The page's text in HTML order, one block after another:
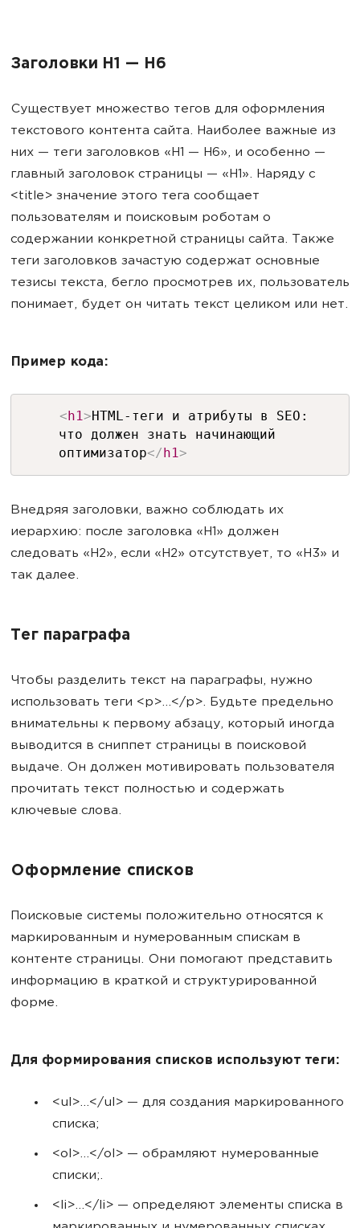
Заголовки H1 — H6
Существует множество тегов для оформления
текстового контента сайта. Наиболее важные из
них — теги заголовков «Н1 — Н6», и особенно —
главный заголовок страницы — «Н1». Наряду с
<title> значение этого тега сообщает
пользователям и поисковым роботам о
содержании конкретной страницы сайта. Также
теги заголовков зачастую содержат основные
тезисы текста, бегло просмотрев их, пользователь
понимает, будет он читать текст целиком или нет.
Пример кода:
< h1>HTML-теги и атрибуты в SEO:
что должен знать начинающий
оптимизатор</ h1>
Внедряя заголовки, важно соблюдать их
иерархию: после заголовка «Н1» должен
следовать «Н2», если «H2» отсутствует, то «H3» и
так далее.
Тег параграфа
Чтобы разделить текст на параграфы, нужно
использовать теги <p>...</p>. Будьте предельно
внимательны к первому абзацу, который иногда
выводится в сниппет страницы в поисковой
выдаче. Он должен мотивировать пользователя
прочитать текст полностью и содержать
ключевые слова.
Оформление списков
Поисковые системы положительно относятся к
маркированным и нумерованным спискам в
контенте страницы. Они помогают представить
информацию в краткой и структурированной
форме.
Для формирования списков используют теги:
<ul>...</ul> — для создания маркированного
списка;
<ol>...</ol> — обрамляют нумерованные
списки;.
<li>...</li> — определяют элементы списка в